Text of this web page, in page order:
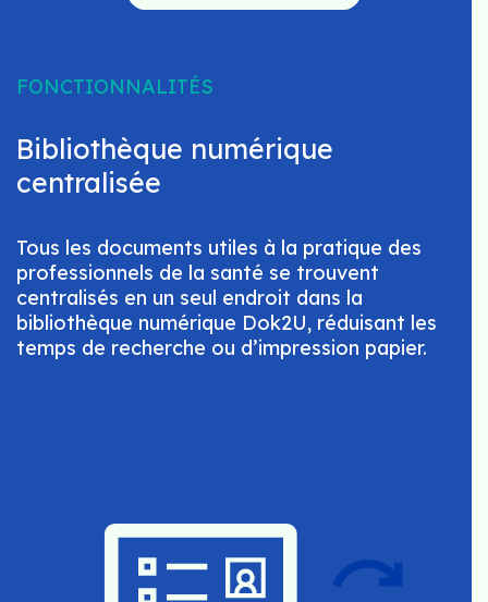
FONCTIONNALITÉS
Bibliothèque numérique
centralisée
Tous les documents utiles à la pratique des
professionnels de la santé se trouvent
centralisés en un seul endroit dans la
bibliothèque numérique Dok2U, réduisant les
temps de recherche ou d’impression papier.